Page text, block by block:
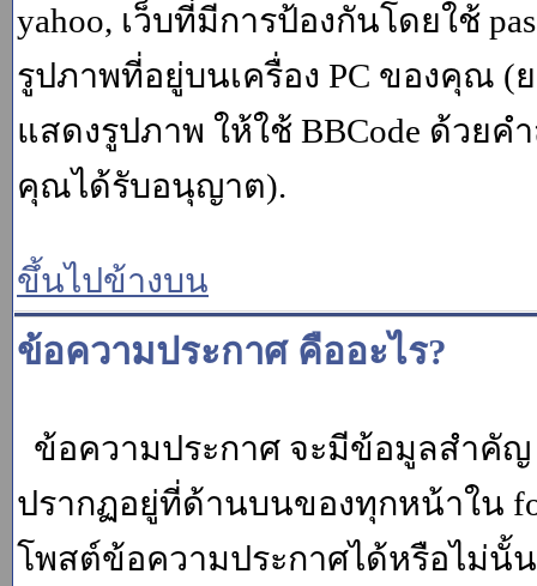
yahoo, เว็บที่มีการป้องกันโดยใช้
รูปภาพที่อยู่บนเครื่อง PC ของคุณ (
แสดงรูปภาพ ให้ใช้ BBCode ด้วย
คุณได้รับอนุญาต).
ขึ้นไปข้างบน
ข้อความประกาศ คืออะไร?
ข้อความประกาศ จะมีข้อมูลสำคั
ปรากฏอยู่ที่ด้านบนของทุกหน้าใน
โพสต์ข้อความประกาศได้หรือไม่นั้